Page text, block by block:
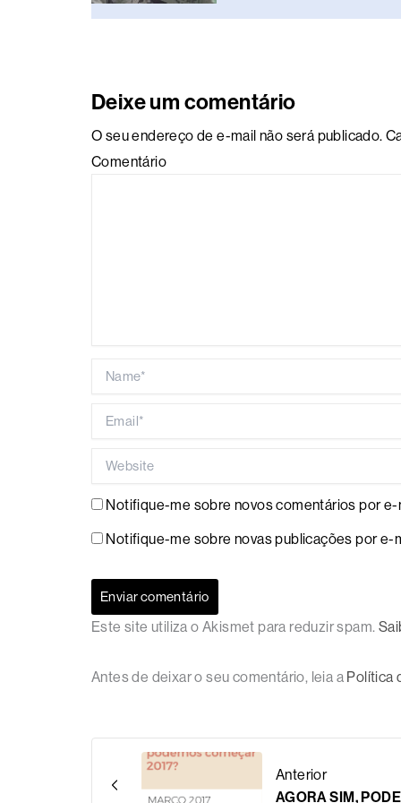
Deixe um comentário
O seu endereço de e-mail não será publicado.
Comentário
Notifique-me sobre novos comentários por e-
Notifique-me sobre novas publicações por e-
Este site utiliza o Akismet para reduzir spam.
Antes de deixar o seu comentário, leia a Política
Anterior
AGORA SIM,